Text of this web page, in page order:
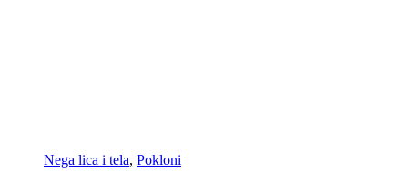
Nega lica i tela, Pokloni